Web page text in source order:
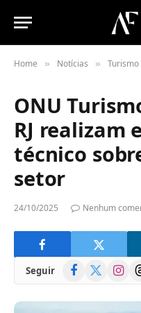
Home » Notícias » Turismo
ONU
RJ realizam
técnico
setor
24/10/2025 Nenhum
Seguir Facebook
(Twitter)